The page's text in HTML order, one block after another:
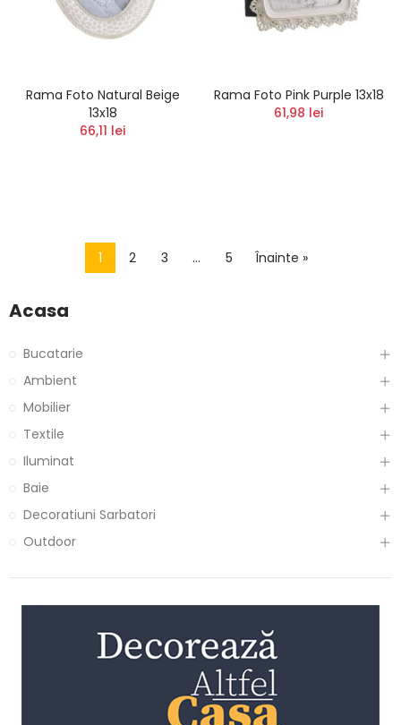
Rama Foto Natural Beige
13x18
66,11 lei
Rama Foto Pink Purple 13x18
61,98 lei
1 2 3 … 5 Înainte »
Acasa
Bucatarie
Ambient
Mobilier
Textile
Iluminat
Baie
Decoratiuni Sarbatori
Outdoor